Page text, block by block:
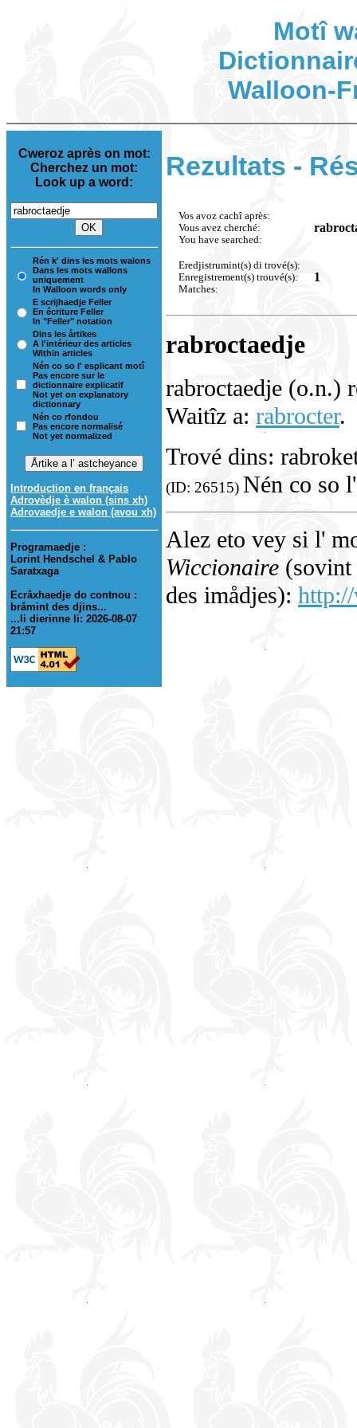
Motî
Walloon-
Cweroz après on mot:
Cherchez un mot:
Look up a word:
Rén k' dins les mots walons
Dans les mots wallons
uniquement
In Walloon words only
E scrijhaedje Feller
En écriture Feller
In "Feller" notation
Dins les årtikes
A l'intérieur des articles
Within articles
Nén co so l' esplicant motî
Pas encore sur le
dictionnaire explicatif
Not yet on explanatory
dictionnary
Nén co rfondou
Pas encore normalisé
Not yet normalized
Introduction en français
Adrovèdje è walon (sins xh)
Adrovaedje e walon (avou xh)
Programaedje :
Lorint Hendschel & Pablo
Saratxaga
Ecråxhaedje do contnou :
bråmint des djins...
...li dierinne li: 2026-08-07
21:57
Rezultats -
Vos avoz cachî après:
Vous avez cherché:
You have searched:
Eredjistrumint(s) di trové(s):
Enregistrement(s) trouvé(s):
Matches:
1
rabroctaedje
rabroctaedje (o.n.)
Waitîz a: rabrocter.
Trové dins:
(ID: 26515) Nén co so
Alez eto vey si l'
Wiccionaire (sovint
des imådjes):